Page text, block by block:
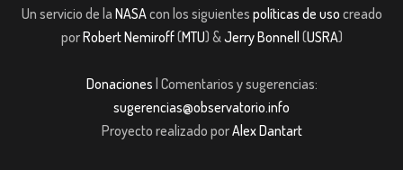
Un servicio de la NASAcon los siguientes políticas de uso creado
porRobert Nemiroff(MTU) &Jerry Bonnell (USRA)
Donaciones | Comentarios y sugerencias:
sugerencias@observatorio.info
Proyecto realizado porAlex Dantart